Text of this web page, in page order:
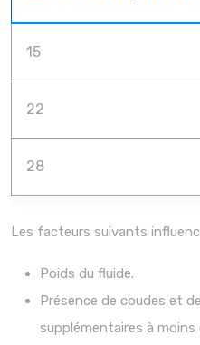
15
22
28
Les facteurs suivants
Poids du fluide.
Présence de coudes et
supplémentaires à moins